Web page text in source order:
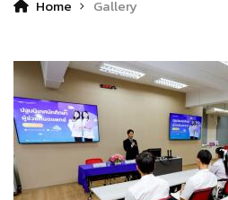
Home Gallery